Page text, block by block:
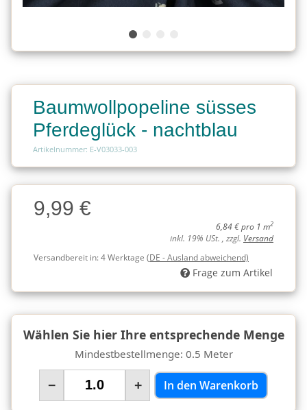
Baumwollpopeline süsses
Pferdeglück - nachtblau
Artikelnummer: E-V03033-003
Charge
Charge9,99 €
6,84 € pro 1 m2
inkl. 19% USt. , zzgl. Versand
Versandbereit in:4 Werktage (DE - Ausland abweichend)
Frage zum Artikel
Wählen Sie hier Ihre entsprechende Menge
Mindestbestellmenge: 0.5 Meter
− + In den Warenkorb